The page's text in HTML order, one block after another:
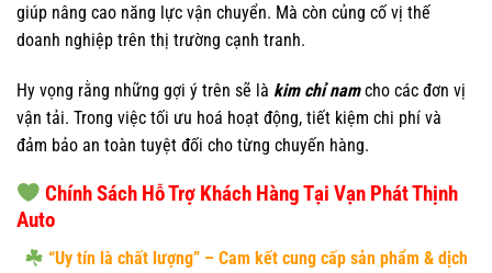
giúp nâng cao năng lực vận chuyển. Mà còn củng cố vị thế
doanh nghiệp trên thị trường cạnh tranh.
Hy vọng rằng những gợi ý trên sẽ là kim chỉ namcho các đơn vị
vận tải. Trong việc tối ưu hoá hoạt động, tiết kiệm chi phí và
đảm bảo an toàn tuyệt đối cho từng chuyến hàng.
Chính Sách Hỗ Trợ Khách Hàng Tại Vạn Phát Thịnh
Auto
“Uy tín là chất lượng” – Cam kết cung cấp sản phẩm & dịch